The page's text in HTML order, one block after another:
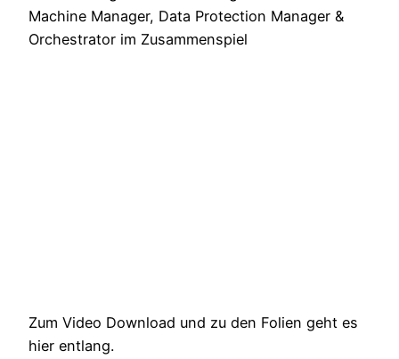
Machine Manager, Data Protection Manager &
Orchestrator im Zusammenspiel
Zum Video Download und zu den Folien geht es
hier entlang.